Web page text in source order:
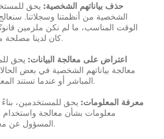
حذف بياناتهم الشخصية: يحق
الشخصية من أنظمتنا وسجلاتنا.
الوقت المناسب، ما لم نكن ملزمين قانونًا
كان لدينا مصلحة مشروعة تبرر الاحتفاظ بها.
اعتراض على معالجة البيانات: يحق
معالجة بياناتهم الشخصية في بعض
المباشر أو عندما تستند المعالجة إلى مصالح مشروعة.
معرفة المعلومات: يحق للمستخدمين،
معلومات بشأن معالجة واستخدام
المسؤول عن معالجة البيانات في الشركة.